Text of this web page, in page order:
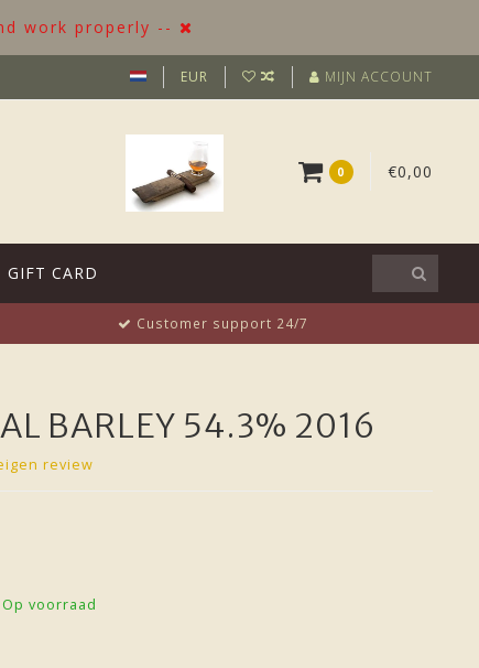
work properly --
EUR MIJN ACCOUNT
0 €0,00
GIFT CARD
Customer support 24/7
BARLEY 54.3% 2016
review
Op voorraad